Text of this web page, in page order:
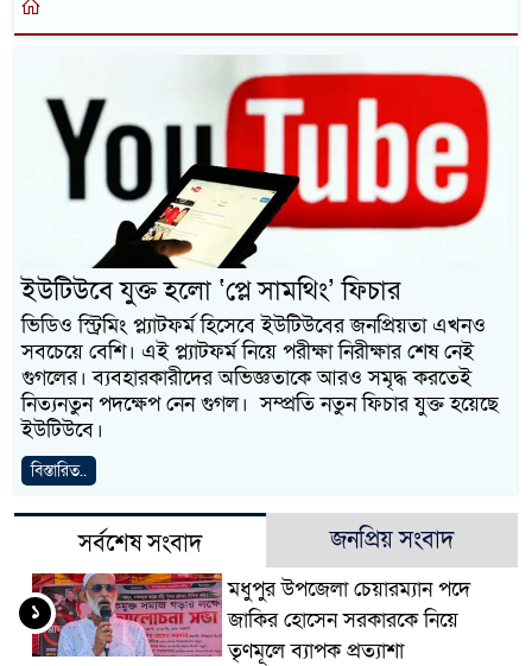
ইউটিউবে যুক্ত হলো ‘প্লে সামথিং’ ফিচার
ভিডিও স্ট্রিমিং প্ল্যাটফর্ম হিসেবে ইউটিউবের জনপ্রিয়তা এখনও
সবচেয়ে বেশি। এই প্ল্যাটফর্ম নিয়ে পরীক্ষা নিরীক্ষার শেষ নেই
গুগলের। ব্যবহারকারীদের অভিজ্ঞতাকে আরও সমৃদ্ধ করতেই
নিত্যনতুন পদক্ষেপ নেন গুগল। সম্প্রতি নতুন ফিচার যুক্ত হয়েছে
ইউটিউবে।
বিস্তারিত..
সর্বশেষ সংবাদ জনপ্রিয় সংবাদ
মধুপুর উপজেলা চেয়ারম্যান পদে
জাকির হোসেন সরকারকে নিয়ে
তৃণমূলে ব্যাপক প্রত্যাশা
১